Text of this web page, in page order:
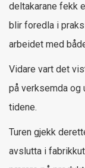
deltakarane fekk
blir foredla i
arbeidet med
Vidare vart det
på verksemda og
tidene.
Turen gjekk
avslutta i